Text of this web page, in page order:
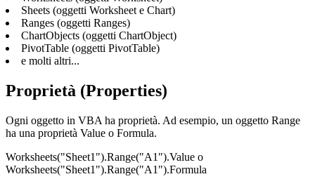
Sheets (oggetti Worksheet e Chart)
Ranges (oggetti Ranges)
ChartObjects (oggetti ChartObject)
PivotTable (oggetti PivotTable)
e molti altri...
Proprietà (Properties)
Ogni oggetto in VBA ha proprietà. Ad esempio, un oggetto Range
ha una proprietà Value o Formula.
Worksheets("Sheet1").Range("A1").Value o
Worksheets("Sheet1").Range("A1").Formula